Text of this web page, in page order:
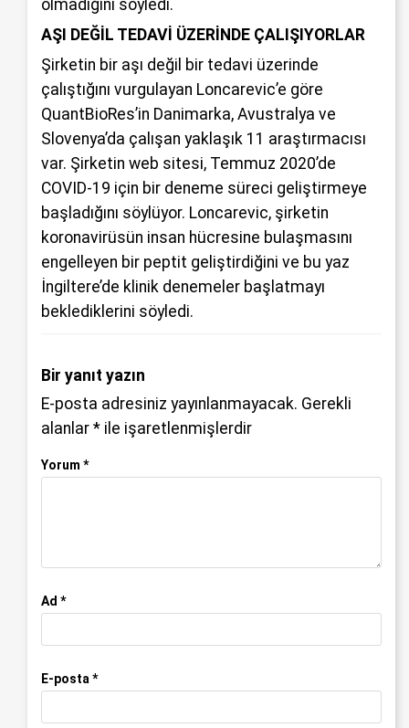
olmadığını söyledi.
AŞI DEĞİL TEDAVİ ÜZERİNDE ÇALIŞIYORLAR
Şirketin bir aşı değil bir tedavi üzerinde
çalıştığını vurgulayan Loncarevic’e göre
QuantBioRes’in Danimarka, Avustralya ve
Slovenya’da çalışan yaklaşık 11 araştırmacısı
var. Şirketin web sitesi, Temmuz 2020’de
COVID-19 için bir deneme süreci geliştirmeye
başladığını söylüyor. Loncarevic, şirketin
koronavirüsün insan hücresine bulaşmasını
engelleyen bir peptit geliştirdiğini ve bu yaz
İngiltere’de klinik denemeler başlatmayı
beklediklerini söyledi.
Bir yanıt yazın
E-posta adresiniz yayınlanmayacak. Gerekli
alanlar * ile işaretlenmişlerdir
Yorum *
Ad *
E-posta *